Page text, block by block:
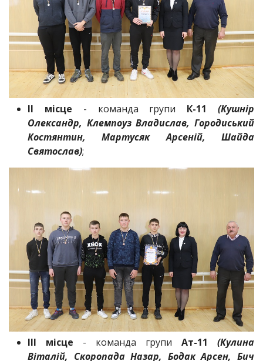
ІІ місце - команда групи К-11(Кушнір
Олександр, Клемпоуз Владислав, Городиський
Костянтин, Мартусяк Арсеній, Шайда
Святослав);
ІІІ місце - команда групи Ат-11 (Кулина
Віталій, Скоропада Назар, Бодак Арсен, Бич